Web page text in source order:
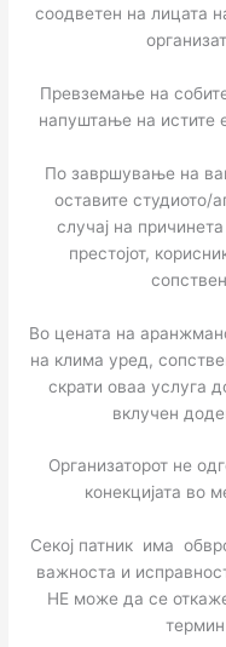
соодветен на лицата
Превземање на
напуштање на истите
По завршување на
оставите студиото/
случај на
престојот,
Во цената на
на клима уред,
скрати оваа услуга
вклучен
Организаторот не
конекцијата во
Секој патник има
важноста и
НЕ можe да се
термин